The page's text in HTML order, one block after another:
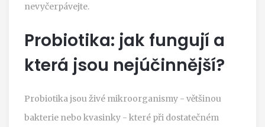
nevyčerpávejte.
Probiotika: jak fungují a
která jsou nejúčinnější?
Probiotika jsou živé mikroorganismy - většinou
bakterie nebo kvasinky - které při dostatečném